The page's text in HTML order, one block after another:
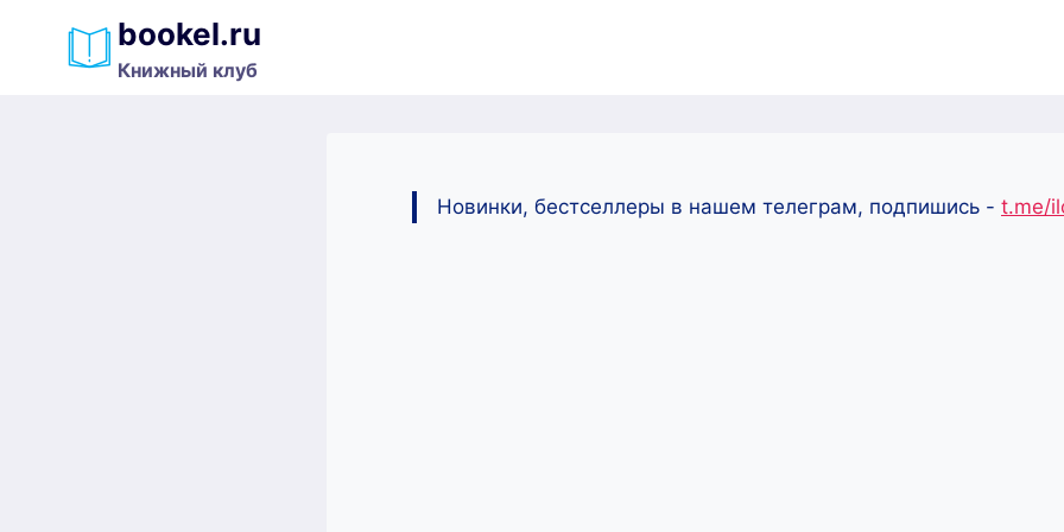
содержимому
bookel.ru
Книжный клуб
Новинки, бестселлеры в нашем телеграм, подпишись - t.me/